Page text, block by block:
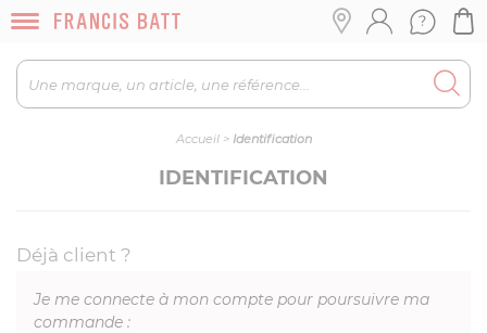
Accueil> Identification
IDENTIFICATION
Déjà client ?
Je me connecte à mon compte pour poursuivre ma
commande :